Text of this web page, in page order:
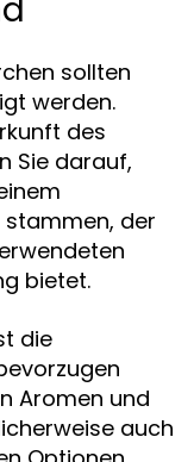
sollten
werden.
des
Sie darauf,
der
bietet.
die
Aromen und
auch